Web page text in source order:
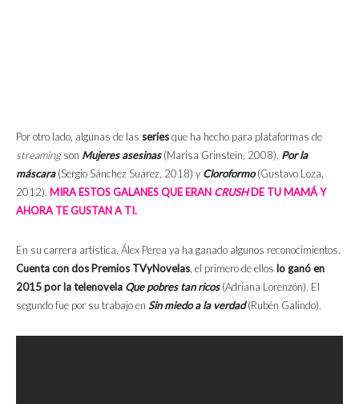
Por otro lado, algunas de las seriesque ha hecho para plataformas de
streamingson Mujeres asesinas (Marisa Grinstein, 2008), Por la
máscara(Sergio Sánchez Suárez, 2018) y Cloroformo(Gustavo Loza,
2012). MIRA ESTOS GALANES QUE ERAN CRUSHDE TU MAMÁ Y
AHORA TE GUSTAN A TI.
En su carrera artística, Álex Perea ya ha ganado algunos reconocimientos.
Cuenta con dos Premios TVyNovelas, el primero de ellos lo ganó en
2015 por la telenovela Que pobres tan ricos (Adriana Lorenzón). El
segundo fue por su trabajo en Sin miedo a la verdad(Rubén Galindo).